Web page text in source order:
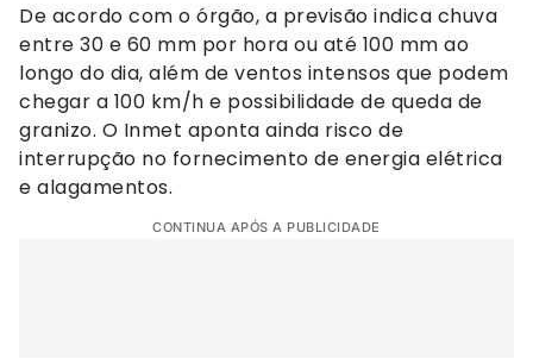
De acordo com o órgão, a previsão indica chuva
entre 30 e 60 mm por hora ou até 100 mm ao
longo do dia, além de ventos intensos que podem
chegar a 100 km/h e possibilidade de queda de
granizo. O Inmet aponta ainda risco de
interrupção no fornecimento de energia elétrica
e alagamentos.
CONTINUA APÓS A PUBLICIDADE